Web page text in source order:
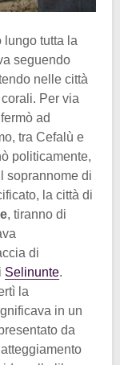
tutta la
seguendo
nelle città
Per via
ad
tra Cefalù e
politicamente,
soprannome di
la città di
, tiranno di
di
Selinunte.
la
in un
da